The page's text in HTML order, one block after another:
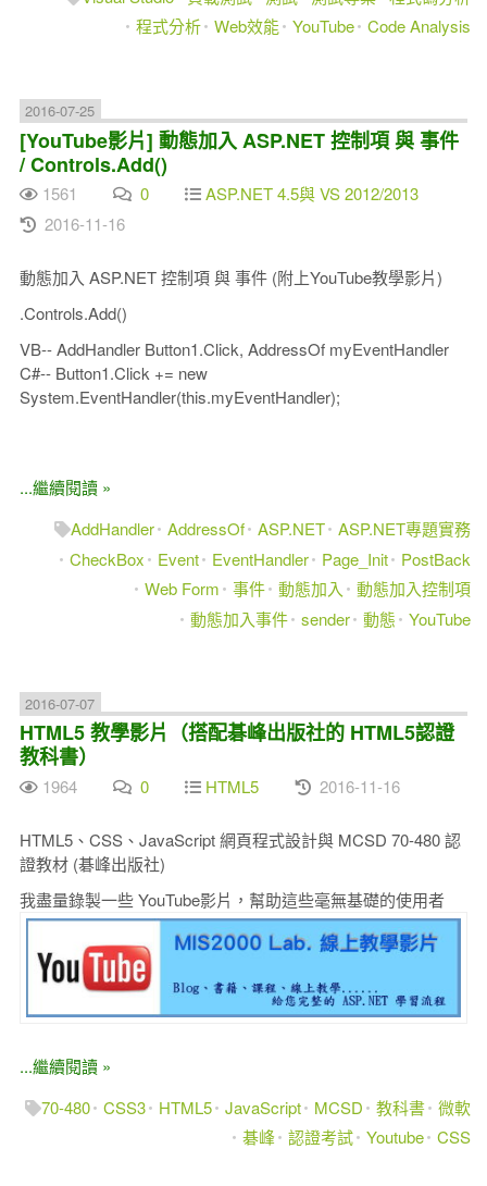
程式分析 Web效能 YouTube Code Analysis
2016-07-25
[YouTube影片] 動態加入 ASP.NET 控制項 與 事件
/ Controls.Add()
1561 0
ASP.NET 4.5與 VS 2012/2013
2016-11-16
動態加入 ASP.NET 控制項 與 事件 (附上YouTube教學影片)
.Controls.Add()
VB-- AddHandler Button1.Click, AddressOf myEventHandler
C#-- Button1.Click += new
System.EventHandler(this.myEventHandler);
...繼續閱讀 »
AddHandler AddressOf ASP.NET ASP.NET專題實務
CheckBox
Event EventHandler Page_Init
PostBack
Web Form
事件 動態加入
動態加入控制項
動態加入事件 sender 動態 YouTube
2016-07-07
HTML5 教學影片（搭配碁峰出版社的 HTML5認證
教科書）
1964 0 HTML5 2016-11-16
HTML5、CSS、JavaScript 網頁程式設計與 MCSD 70-480 認
證教材 (碁峰出版社)
我盡量錄製一些 YouTube影片，幫助這些毫無基礎的使用者
...繼續閱讀 »
70-480 CSS3 HTML5 JavaScript MCSD 教科書 微軟
碁峰 認證考試 Youtube CSS